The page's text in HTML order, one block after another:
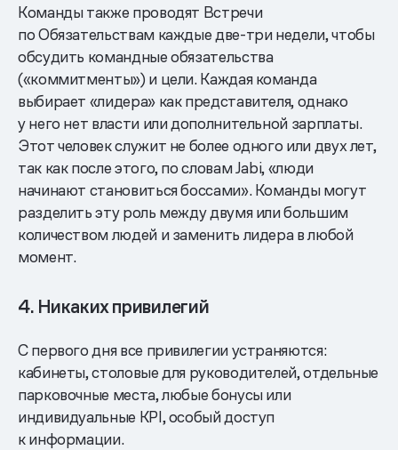
Команды также проводят Встречи
по Обязательствам каждые две-три недели, чтобы
обсудить командные обязательства
(«коммитменты») и цели. Каждая команда
выбирает «лидера» как представителя, однако
у него нет власти или дополнительной зарплаты.
Этот человек служит не более одного или двух лет,
так как после этого, по словам Jabi, «люди
начинают становиться боссами». Команды могут
разделить эту роль между двумя или большим
количеством людей и заменить лидера в любой
момент.
4. Никаких привилегий
С первого дня все привилегии устраняются:
кабинеты, столовые для руководителей, отдельные
парковочные места, любые бонусы или
индивидуальные KPI, особый доступ
к информации.